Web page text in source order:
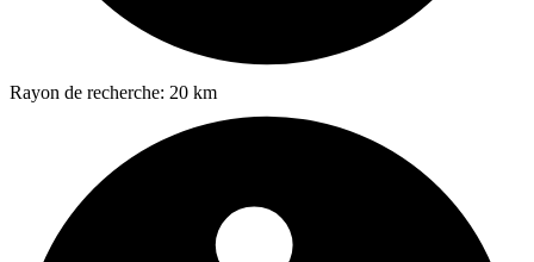
Rayon de recherche: 20 km